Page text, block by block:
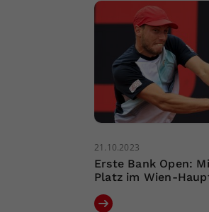
21.10.2023
Erste Bank Open:
Platz im Wien-